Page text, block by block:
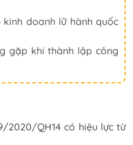
doanh lữ hành quốc
gặp khi thành lập công
2020/QH14 có hiệu lực từ